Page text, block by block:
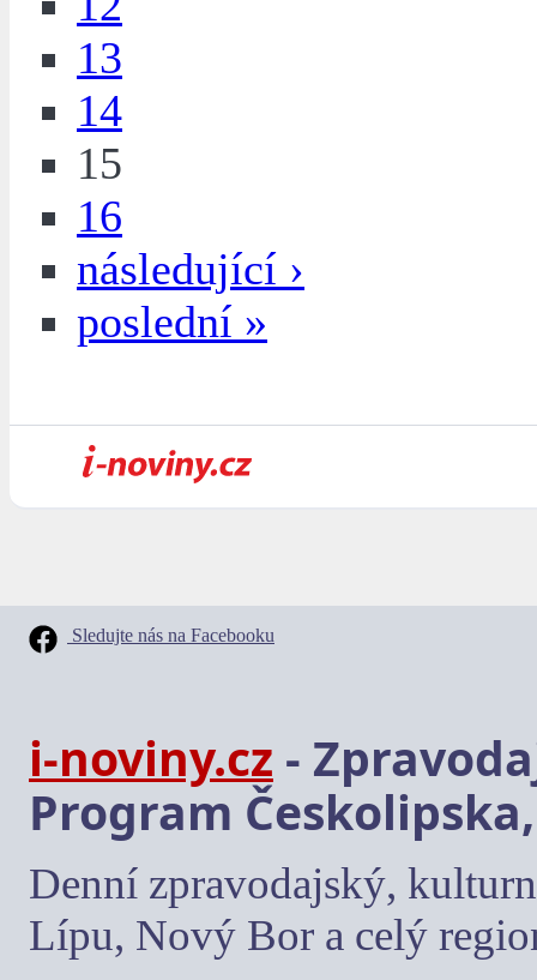
13
14
15
16
následující ›
poslední »
Sledujte nás na Facebooku
i-noviny.cz -
Program
Denní zpravodajský,
Lípu, Nový Bor a celý